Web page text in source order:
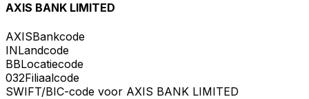
AXIS BANK LIMITED
AXISBankcode
INLandcode
BBLocatiecode
032Filiaalcode
SWIFT/BIC-code voor AXIS BANK LIMITED